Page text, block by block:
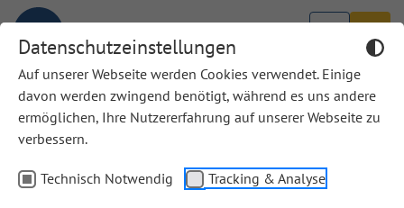
Datenschutzeinstellungen
Auf unserer Webseite werden Cookies verwendet. Einige
davon werden zwingend benötigt, während es uns andere
ermöglichen, Ihre Nutzererfahrung auf unserer Webseite zu
verbessern.
Technisch Notwendig Tracking & Analyse
Stuttgarter Bibelstudien (SBS)
In der Reihe – 1965 als „wissenschaftliche Heftreihe“